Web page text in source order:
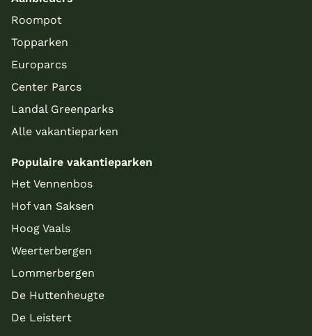
Roompot
Topparken
Europarcs
Center Parcs
Landal Greenparks
Alle vakantieparken
Populaire vakantieparken
Het Vennenbos
Hof van Saksen
Hoog Vaals
Weerterbergen
Lommerbergen
De Huttenheugte
De Leistert